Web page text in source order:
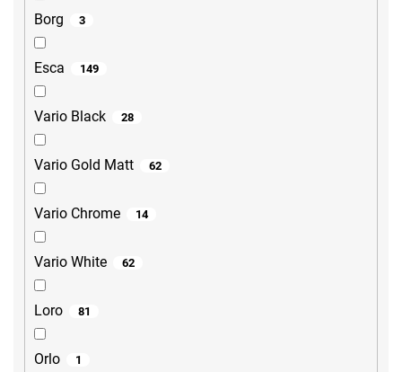
Borg 3
Esca 149
Vario Black 28
Vario Gold Matt 62
Vario Chrome 14
Vario White 62
Loro 81
Orlo 1